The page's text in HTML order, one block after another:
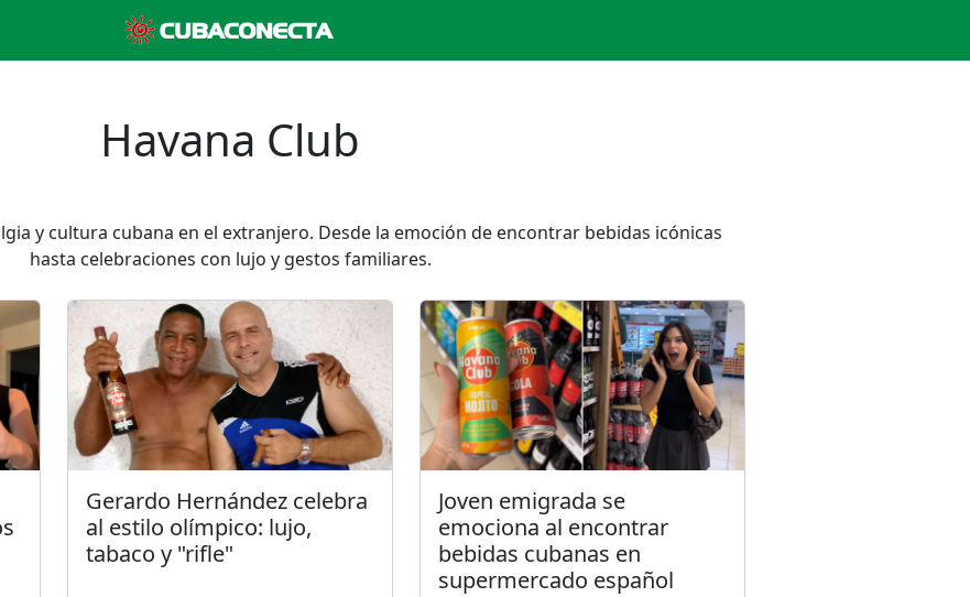
Havana Club
y cultura cubana en el extranjero. Desde la emoción de encontrar bebidas icónicas
hasta celebraciones con lujo y gestos familiares.
Gerardo Hernández celebra
al estilo olímpico: lujo,
tabaco y "rifle"
Joven emigrada se
emociona al encontrar
bebidas cubanas en
supermercado español